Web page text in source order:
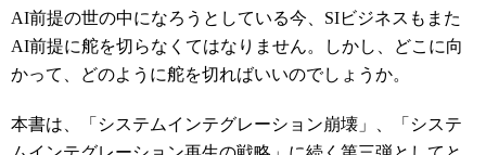
AI前提の世の中になろうとしている今、SIビジネスもまた
AI前提に舵を切らなくてはなりません。しかし、どこに向
かって、どのように舵を切ればいいのでしょうか。
本書は、「システムインテグレーション崩壊」、「システ